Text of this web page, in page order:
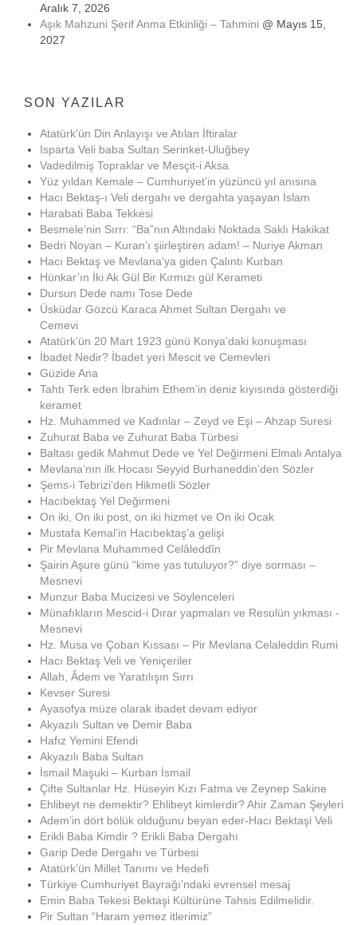
Aralık 7, 2026
Aşık Mahzuni Şerif Anma Etkinliği – Tahmini @ Mayıs 15,
2027
SON YAZILAR
Atatürk’ün Din Anlayışı ve Atılan İftiralar
Isparta Veli baba Sultan Serinket-Uluğbey
Vadedilmiş Topraklar ve Mesçit-i Aksa
Yüz yıldan Kemale – Cumhuriyet’in yüzüncü yıl anısına
Hacı Bektaş-ı Veli dergahı ve dergahta yaşayan İslam
Harabati Baba Tekkesi
Besmele’nin Sırrı: “Ba”nın Altındaki Noktada Saklı Hakikat
Bedri Noyan – Kuran’ı şiirleştiren adam! – Nuriye Akman
Hacı Bektaş ve Mevlana’ya giden Çalıntı Kurban
Hünkar’ın İki Ak Gül Bir Kırmızı gül Kerameti
Dursun Dede namı Tose Dede
Üsküdar Gözcü Karaca Ahmet Sultan Dergahı ve
Cemevi
Atatürk’ün 20 Mart 1923 günü Konya’daki konuşması
İbadet Nedir? İbadet yeri Mescit ve Cemevleri
Güzide Ana
Tahtı Terk eden İbrahim Ethem’in deniz kıyısında gösterdiği
keramet
Hz. Muhammed ve Kadınlar – Zeyd ve Eşi – Ahzap Suresi
Zuhurat Baba ve Zuhurat Baba Türbesi
Baltası gedik Mahmut Dede ve Yel Değirmeni Elmalı Antalya
Mevlana’nın ilk Hocası Seyyid Burhaneddin’den Sözler
Şems-i Tebrizi’den Hikmetli Sözler
Hacıbektaş Yel Değirmeni
On iki, On iki post, on iki hizmet ve On iki Ocak
Mustafa Kemal’in Hacıbektaş’a gelişi
Pir Mevlana Muhammed Celâleddîn
Şairin Aşure günü “kime yas tutuluyor?” diye sorması –
Mesnevi
Munzur Baba Mucizesi ve Söylenceleri
Münafıkların Mescid-i Dırar yapmaları ve Resulün yıkması -
Mesnevi
Hz. Musa ve Çoban Kıssası – Pir Mevlana Celaleddin Rumi
Hacı Bektaş Veli ve Yeniçeriler
Allah, Âdem ve Yaratılışın Sırrı
Kevser Suresi
Ayasofya müze olarak ibadet devam ediyor
Akyazılı Sultan ve Demir Baba
Hafız Yemini Efendi
Akyazılı Baba Sultan
İsmail Maşuki – Kurban İsmail
Çifte Sultanlar Hz. Hüseyin Kızı Fatma ve Zeynep Sakine
Ehlibeyt ne demektir? Ehlibeyt kimlerdir? Ahir Zaman Şeyleri
Adem’in dört bölük olduğunu beyan eder-Hacı Bektaşi Veli
Erikli Baba Kimdir ? Erikli Baba Dergahı
Garip Dede Dergahı ve Türbesi
Atatürk’ün Millet Tanımı ve Hedefi
Türkiye Cumhuriyet Bayrağı’ndaki evrensel mesaj
Emin Baba Tekesi Bektaşi Kültürüne Tahsis Edilmelidir.
Pir Sultan “Haram yemez itlerimiz”